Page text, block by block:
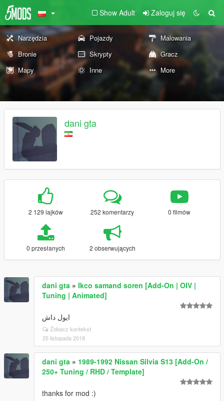
Show Adult Zaloguj się
Narzędzia Pojazdy
Malowania
Bronie
Skrypty
Gracz
Mapy
Inne More
dani gta
2 129 lajków 252 komentarzy 0 filmów
0 przesłanych 2 obserwujących
dani gta » Ikco samand soren [Add-On | OIV |
Tuning | Animated]
ایول داش
Zobacz kontekst
25 listopada 2018
dani gta » 1989-1992 Nissan Silvia S13 [Add-On /
250+ Tuning / RHD / Template]
thanks for mod :)